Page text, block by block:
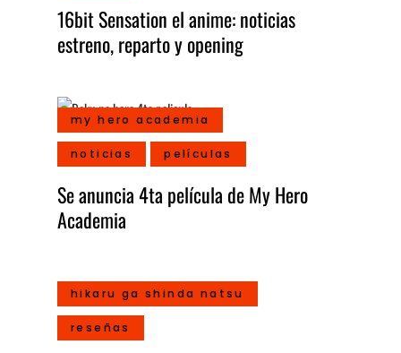
16bit Sensation el anime: noticias
estreno, reparto y opening
my hero academia
noticias películas
Se anuncia 4ta película de My Hero
Academia
hikaru ga shinda natsu
reseñas